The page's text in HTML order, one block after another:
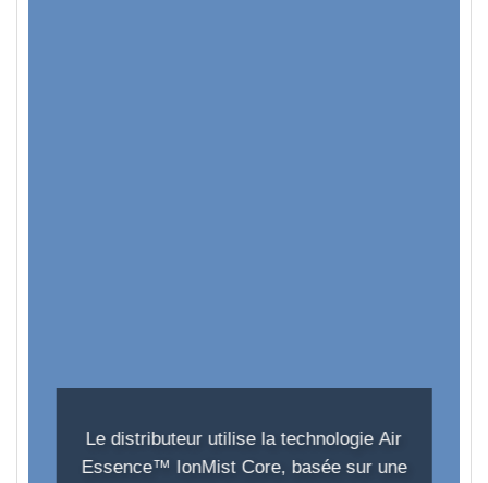
Le distributeur utilise la technologie Air
Essence™ IonMist Core, basée sur une